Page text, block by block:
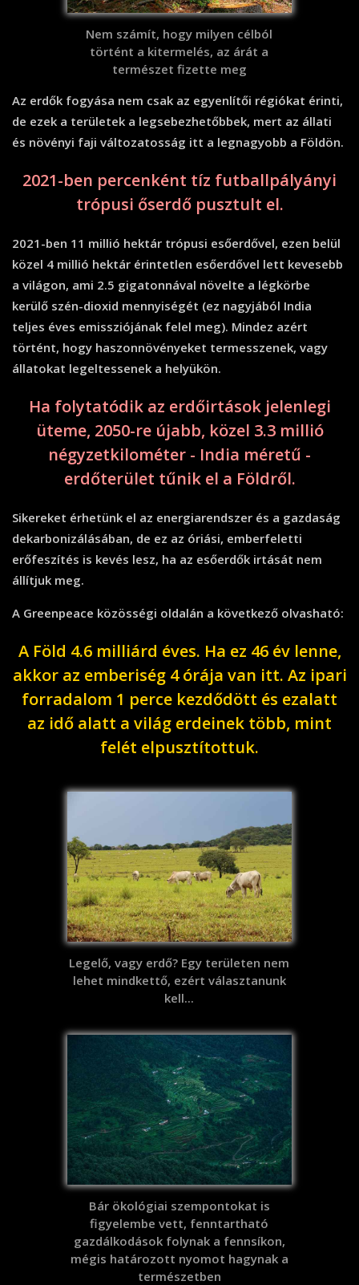
Nem számít, hogy milyen célból
történt a kitermelés, az árát a
természet fizette meg
Az erdők fogyása nem csak az egyenlítői régiókat érinti,
de ezek a területek a legsebezhetőbbek, mert az állati
és növényi faji változatosság itt a legnagyobb a Földön.
2021-ben percenként tíz futballpályányi
trópusi őserdő pusztult el.
2021-ben 11 millió hektár trópusi esőerdővel, ezen belül
közel 4 millió hektár érintetlen esőerdővel lett kevesebb
a világon, ami 2.5 gigatonnával növelte a légkörbe
kerülő szén-dioxid mennyiségét (ez nagyjából India
teljes éves emissziójának felel meg). Mindez azért
történt, hogy haszonnövényeket termesszenek, vagy
állatokat legeltessenek a helyükön.
Ha folytatódik az erdőirtások jelenlegi
üteme, 2050-re újabb, közel 3.3 millió
négyzetkilométer - India méretű -
erdőterület tűnik el a Földről.
Sikereket érhetünk el az energiarendszer és a gazdaság
dekarbonizálásában, de ez az óriási, emberfeletti
erőfeszítés is kevés lesz, ha az esőerdők irtását nem
állítjuk meg.
A Greenpeace közösségi oldalán a következő olvasható:
A Föld 4.6 milliárd éves. Ha ez 46 év lenne,
akkor az emberiség 4 órája van itt. Az ipari
forradalom 1 perce kezdődött és ezalatt
az idő alatt a világ erdeinek több, mint
felét elpusztítottuk.
Legelő, vagy erdő? Egy területen nem
lehet mindkettő, ezért választanunk
kell...
Bár ökológiai szempontokat is
figyelembe vett, fenntartható
gazdálkodások folynak a fennsíkon,
mégis határozott nyomot hagynak a
természetben